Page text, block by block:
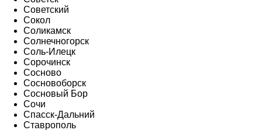
Советский
Сокол
Соликамск
Солнечногорск
Соль-Илецк
Сорочинск
Сосново
Сосновоборск
Сосновый Бор
Сочи
Спасск-Дальний
Ставрополь